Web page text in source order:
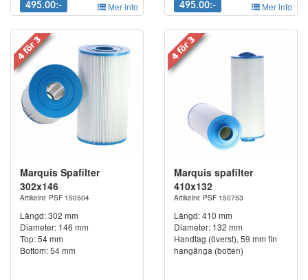
495.00:- Mer info 495.00:- Mer info
Marquis Spafilter
302x146
Artikelnr. PSF 150504
Längd: 302 mm
Diameter: 146 mm
Top: 54 mm
Bottom: 54 mm
Marquis spafilter
410x132
Artikelnr. PSF 150753
Längd: 410 mm
Diameter: 132 mm
Handtag (överst), 59 mm fin
hangänga (botten)